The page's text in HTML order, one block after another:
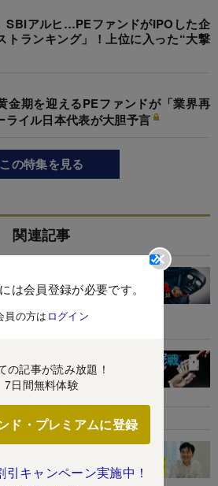
は会員登録が必要です。
員の方は ログイン
の記事が読み放題！
7日間無料体験
ド・プレミアムに登録
引キャンペーン実施中！
SBIアルヒ…PEファンドがIPOした企
トランキング」！上位に入った“大撃
金期を迎えるPEファンドが「業界再
イル日本代表が大胆予言
この特集を見る
関連記事
ナーの“知られざる素
舞台にした「驚愕の錬
部,重石岳史
物案件」、日立のあの
…
うこ
題の重さ」で見極める！
直伝のリサーチ術